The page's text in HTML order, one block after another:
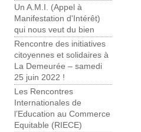
Un A.M.I. (Appel à
Manifestation d'Intérêt)
qui nous veut du bien
Rencontre des initiatives
citoyennes et solidaires à
La Demeurée – samedi
25 juin 2022 !
Les Rencontres
Internationales de
l’Education au Commerce
Equitable (RIECE)